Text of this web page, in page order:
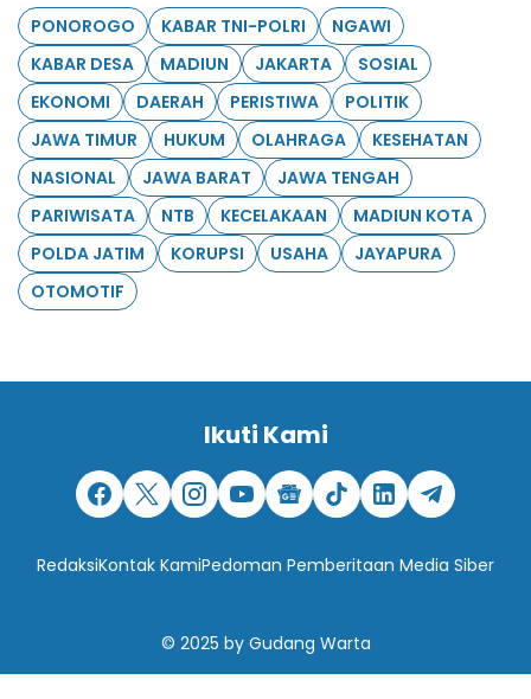
PONOROGO KABAR TNI-POLRI
NGAWI
KABAR DESA
MADIUN JAKARTA
SOSIAL
EKONOMI
DAERAH PERISTIWA
POLITIK
JAWA TIMUR
HUKUM OLAHRAGA
KESEHATAN
NASIONAL
JAWA BARAT
JAWA TENGAH
PARIWISATA
NTB KECELAKAAN
MADIUN KOTA
POLDA JATIM
KORUPSI USAHA
JAYAPURA
OTOMOTIF
Ikuti Kami
RedaksiKontak KamiPedoman Pemberitaan Media Siber
© 2025 by Gudang Warta